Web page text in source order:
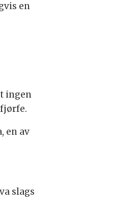
en
ingen
en av
slags